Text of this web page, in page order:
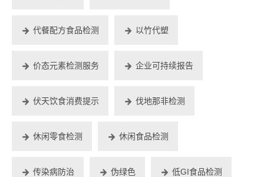
代餐配方食品检测 以竹代塑
价态元素检测服务 企业可持续报告
伏天饮食消费提示 伐地那非检测
休闲零食检测 休闲食品检测
传染病防治 伪绿色 低GI食品检测